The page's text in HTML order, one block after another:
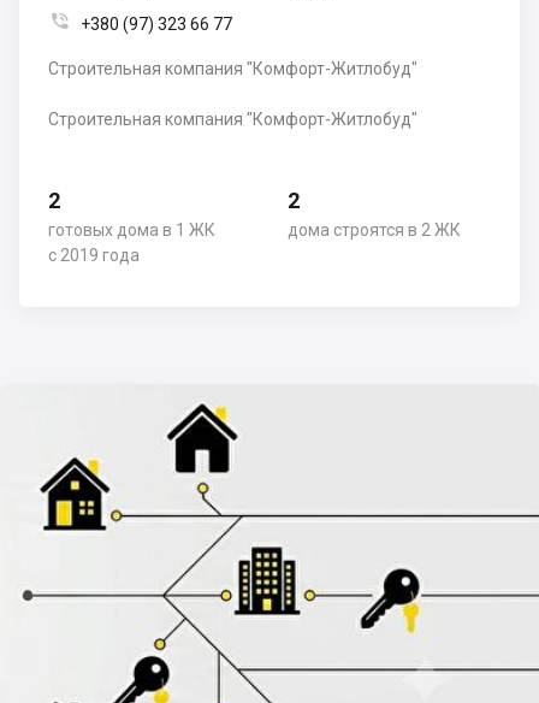
 +380 (97) 323 66 77
Строительная компания "Комфорт-Житлобуд"
Строительная компания "Комфорт-Житлобуд"
2
готовых дома в 1 ЖК
с 2019 года
2
дома строятся в 2 ЖК